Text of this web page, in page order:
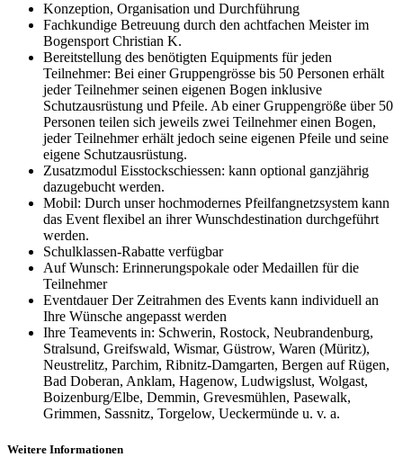
Konzeption, Organisation und Durchführung
Fachkundige Betreuung durch den achtfachen Meister im
Bogensport Christian K.
Bereitstellung des benötigten Equipments für jeden
Teilnehmer: Bei einer Gruppengrösse bis 50 Personen erhält
jeder Teilnehmer seinen eigenen Bogen inklusive
Schutzausrüstung und Pfeile. Ab einer Gruppengröße über 50
Personen teilen sich jeweils zwei Teilnehmer einen Bogen,
jeder Teilnehmer erhält jedoch seine eigenen Pfeile und seine
eigene Schutzausrüstung.
Zusatzmodul Eisstockschiessen: kann optional ganzjährig
dazugebucht werden.
Mobil: Durch unser hochmodernes Pfeilfangnetzsystem kann
das Event flexibel an ihrer Wunschdestination durchgeführt
werden.
Schulklassen-Rabatte verfügbar
Auf Wunsch: Erinnerungspokale oder Medaillen für die
Teilnehmer
Eventdauer Der Zeitrahmen des Events kann individuell an
Ihre Wünsche angepasst werden
Ihre Teamevents in: Schwerin, Rostock, Neubrandenburg,
Stralsund, Greifswald, Wismar, Güstrow, Waren (Müritz),
Neustrelitz, Parchim, Ribnitz-Damgarten, Bergen auf Rügen,
Bad Doberan, Anklam, Hagenow, Ludwigslust, Wolgast,
Boizenburg/Elbe, Demmin, Grevesmühlen, Pasewalk,
Grimmen, Sassnitz, Torgelow, Ueckermünde u. v. a.
Weitere Informationen